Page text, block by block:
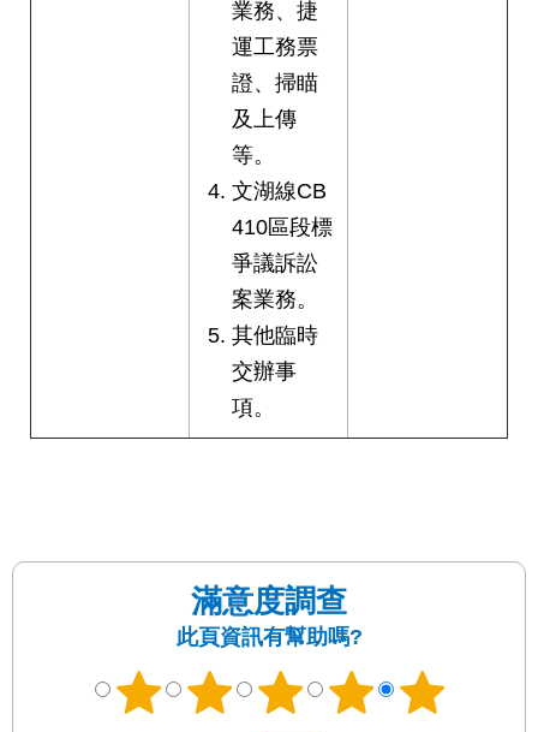
業務、捷
運工務票
證、掃瞄
及上傳
等。
文湖線CB
410區段標
爭議訴訟
案業務。
其他臨時
交辦事
項。
滿意度調查
此頁資訊有幫助嗎?